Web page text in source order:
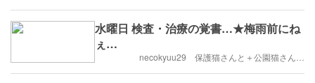
水曜日 検査・治療の覚書…★梅雨前にね
ぇ…
necokyuu29 保護猫さんと＋公園猫さん…